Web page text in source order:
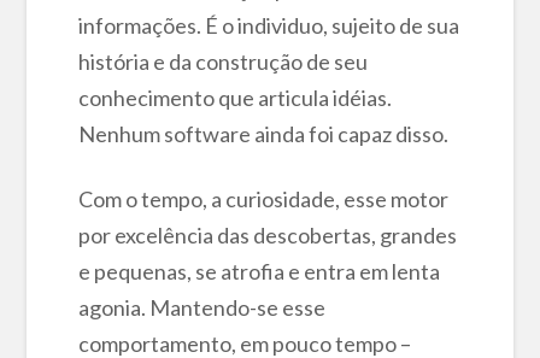
informações. É o individuo, sujeito de sua
história e da construção de seu
conhecimento que articula idéias.
Nenhum software ainda foi capaz disso.
Com o tempo, a curiosidade, esse motor
por excelência das descobertas, grandes
e pequenas, se atrofia e entra em lenta
agonia. Mantendo-se esse
comportamento, em pouco tempo –